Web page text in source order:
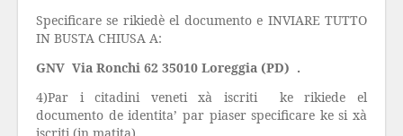
Specificare se rikiedè el documento e INVIARE TUTTO
IN BUSTA CHIUSA A:
GNV Via Ronchi 62 35010 Loreggia (PD) .
4)Par i citadini veneti xà iscriti
ke rikiede el
documento de identita’ par piaser specificare ke si xà